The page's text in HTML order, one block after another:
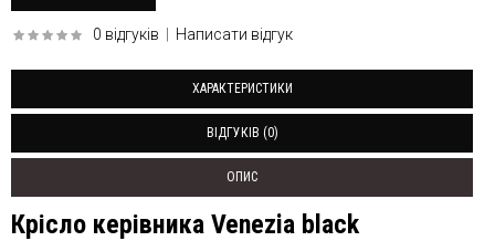
0 відгуків Написати відгук
ХАРАКТЕРИСТИКИ
ВІДГУКІВ (0)
ОПИС
Крісло керівника Venezia black